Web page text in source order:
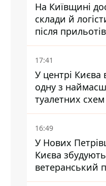
На Київщині
склади й
після
ДСНС
17:41
У центрі Києва
одну з
туалетних
будинком
16:49
У Нових
Києва збудують
ветеранський
знайшли